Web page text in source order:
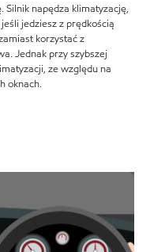
Silnik napędza klimatyzację,
jedziesz z prędkością
korzystać z
Jednak przy szybszej
ze względu na
oknach.